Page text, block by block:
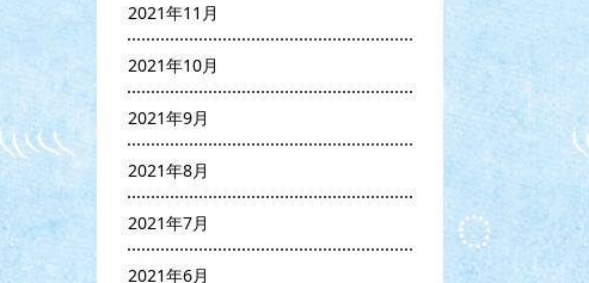
2021年11月
2021年10月
2021年9月
2021年8月
2021年7月
2021年6月